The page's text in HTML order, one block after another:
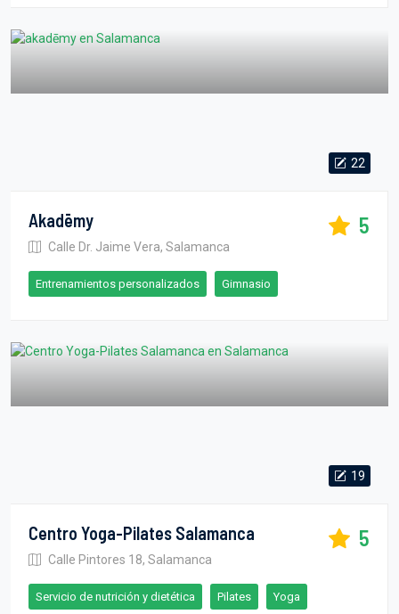
22
Akadēmy
Calle Dr. Jaime Vera, Salamanca
5
Entrenamientos personalizados Gimnasio
19
Centro Yoga-Pilates Salamanca
Calle Pintores 18, Salamanca
5
Servicio de nutrición y dietética Pilates Yoga